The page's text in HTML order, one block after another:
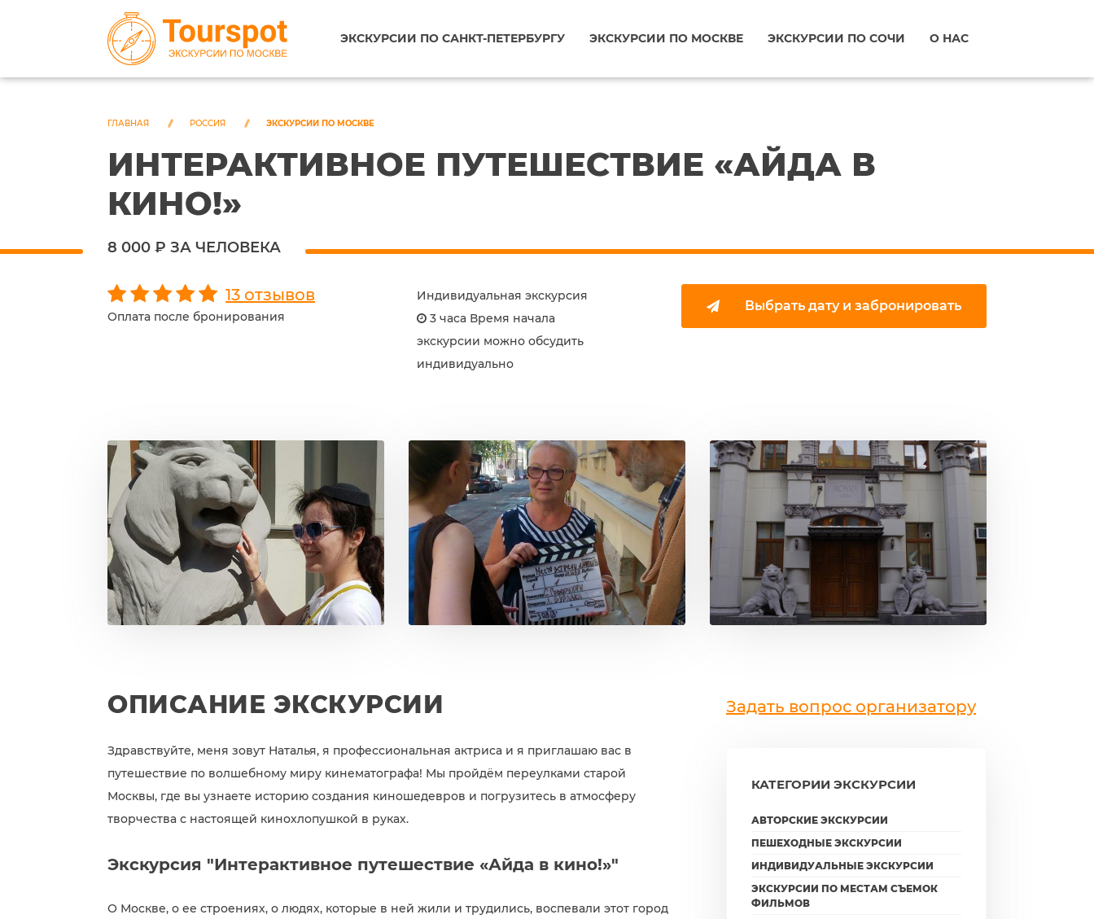
ЭКСКУРСИИ ПО САНКТ-ПЕТЕРБУРГУ ЭКСКУРСИИ ПО МОСКВЕ ЭКСКУРСИИ ПО СОЧИ О НАС
ГЛАВНАЯ РОССИЯ ЭКСКУРСИИ ПО МОСКВЕ
ИНТЕРАКТИВНОЕ ПУТЕШЕСТВИЕ «АЙДА В
КИНО!»
8 000 ₽ ЗА ЧЕЛОВЕКА
13 отзывов
Оплата после бронирования
Индивидуальная экскурсия
3 часа Время начала
экскурсии можно обсудить
индивидуально
Выбрать дату и забронировать
ОПИСАНИЕ ЭКСКУРСИИ
Здравствуйте, меня зовут Наталья, я профессиональная актриса и я приглашаю вас в
путешествие по волшебному миру кинематографа! Мы пройдём переулками старой
Москвы, где вы узнаете историю создания киношедевров и погрузитесь в атмосферу
творчества с настоящей кинохлопушкой в руках.
Экскурсия "Интерактивное путешествие «Айда в кино!»"
О Москве, о ее строениях, о людях, которые в ней жили и трудились, воспевали этот город
Задать вопрос организатору
КАТЕГОРИИ ЭКСКУРСИИ
АВТОРСКИЕ ЭКСКУРСИИ
ПЕШЕХОДНЫЕ ЭКСКУРСИИ
ИНДИВИДУАЛЬНЫЕ ЭКСКУРСИИ
ЭКСКУРСИИ ПО МЕСТАМ СЪЕМОК
ФИЛЬМОВ